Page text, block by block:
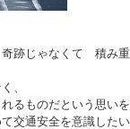
跡じゃなくて 積み
、
るものだという思い
交通安全を意識した